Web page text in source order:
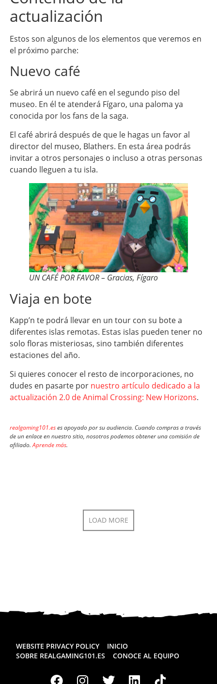
actualización
Estos son algunos de los elementos que veremos en
el próximo parche:
Nuevo café
Se abrirá un nuevo café en el segundo piso del
museo. En él te atenderá Fígaro, una paloma ya
conocida por los fans de la saga.
El café abrirá después de que le hagas un favor al
director del museo, Blathers. En esta área podrás
invitar a otros personajes o incluso a otras personas
cuando lleguen a tu isla.
UN CAFÉ POR FAVOR – Gracias, Fígaro
Viaja en bote
Kapp’n te podrá llevar en un tour con su bote a
diferentes islas remotas. Estas islas pueden tener no
solo floras misteriosas, sino también diferentes
estaciones del año.
Si quieres conocer el resto de incorporaciones, no
dudes en pasarte por nuestro artículo dedicado a la
actualización 2.0 de Animal Crossing: New Horizons.
realgaming101.eses apoyado por su audiencia. Cuando compras a través
de un enlace en nuestro sitio, nosotros podemos obtener una comisión de
afiliado.Aprende más.
LOAD MORE
WEBSITE PRIVACY POLICY
INICIO
SOBRE REALGAMING101.ES
CONOCE AL EQUIPO